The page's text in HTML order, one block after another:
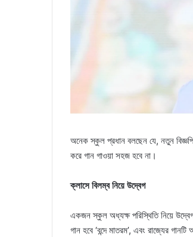
অনেক স্কুল প্রধান বলছেন যে, নতুন
করে গান গাওয়া সহজ হবে না।
ক্লাসে বিলম্ব নিয়ে উদ্বেগ
একজন স্কুল অধ্যক্ষ পরিস্থিতি নিয়ে
গান হবে ‘বন্দে মাতরম’, এবং রাজ্যের